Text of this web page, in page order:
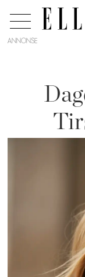
ANNONSE